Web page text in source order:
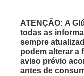
ATENÇÃO: A
todas as
sempre
podem alterar a
aviso prévio
antes de